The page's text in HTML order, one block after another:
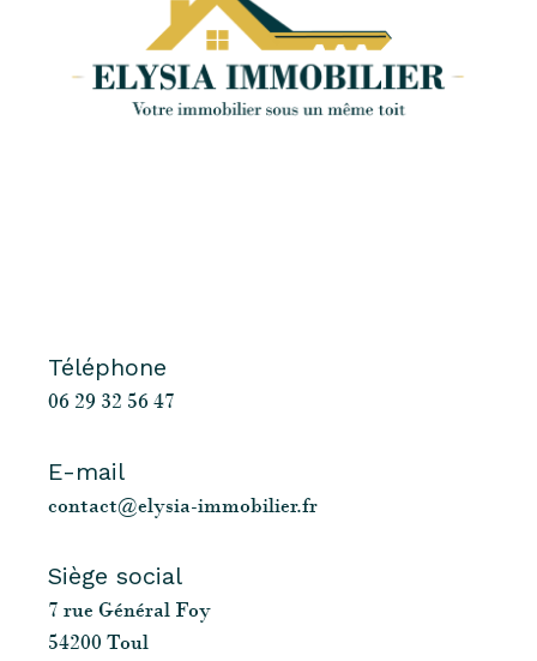
Téléphone
06 29 32 56 47
E-mail
contact@elysia-immobilier.fr
Siège social
7 rue Général Foy
54200 Toul